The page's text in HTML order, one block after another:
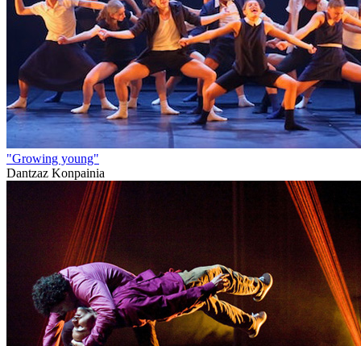
"Growing young"
Dantzaz Konpainia